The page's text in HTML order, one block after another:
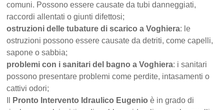
comuni. Possono essere causate da tubi danneggiati,
raccordi allentati o giunti difettosi;
ostruzioni delle tubature di scarico a Voghiera: le
ostruzioni possono essere causate da detriti, come capelli,
sapone o sabbia;
problemi con i sanitari del bagno a Voghiera: i sanitari
possono presentare problemi come perdite, intasamenti o
cattivi odori;
Pronto Intervento Idraulico Eugenio è in grado di